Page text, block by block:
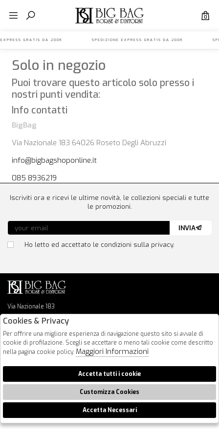
0
EXPRESS GRATIS DA 200€ SPEDIZIONE EXPRESS GRATIS DA 200€
Solo in negozio
Puoi trovare questo articolo solo presso i
nostri punti vendita:
Info contatti
BigBag
Via Nazionale 183 64026 Roseto Degli Abruzzi
info@bigbagshoponline.it
085 8936219
Via Nazionale 183
64026 Roseto Degli Abruzzi
info@bigbagshoponline.it
follow us
Iscriviti ora e ricevi le ultime novità, le collezioni speciali e tutte
le promozioni.
Ho letto ed accettato le condizioni sulla privacy.
INVIA
2026 BigBag - P.iva : 00916940679 Powered by
🍪
Cookies & Privacy
Per offrire una migliore esperienza di navigazione questo sito si avvale di
cookie di profilazione. Scegli se accettare o meno tali cookie come descritto
nella pagina cookie policy. Maggiori Informazioni
Accetta tutti i cookie
Customizza Cookies
Accetta Necessari